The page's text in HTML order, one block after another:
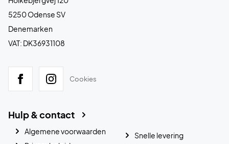
5250 Odense SV
Denemarken
VAT: DK36931108
Cookies
Hulp & contact
Algemene voorwaarden
Snelle levering